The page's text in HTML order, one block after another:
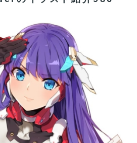
GrandOrderのイラスト紹介
100万回は見た展開』がこちら
なに多いの？
を回るが杉谷さんとエウエウ、
第で活かせる場面がきっとある。
強化みんなの反応まとめ